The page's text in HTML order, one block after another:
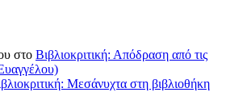
στο Βιβλιοκριτική: Απόδραση από τις
Μεσάνυχτα στη βιβλιοθήκη